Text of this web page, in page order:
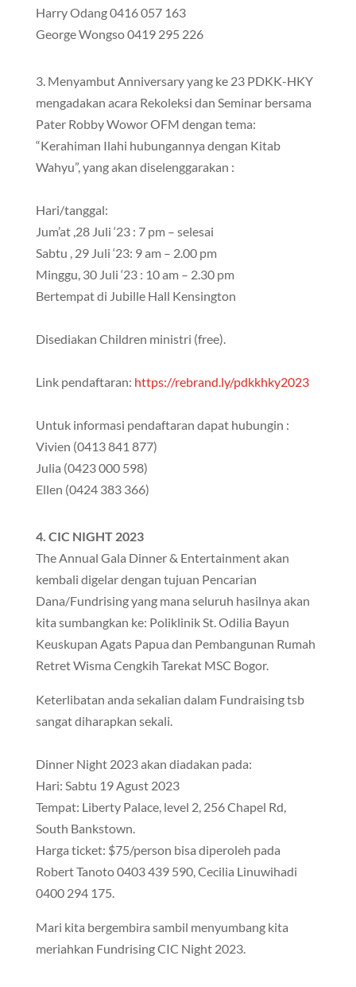
Harry Odang 0416 057 163
George Wongso 0419 295 226
3. Menyambut Anniversary yang ke 23 PDKK-HKY
mengadakan acara Rekoleksi dan Seminar bersama
Pater Robby Wowor OFM dengan tema:
“Kerahiman Ilahi hubungannya dengan Kitab
Wahyu”, yang akan diselenggarakan :
Hari/tanggal:
Jum’at ,28 Juli ‘23 : 7 pm – selesai
Sabtu , 29 Juli ‘23: 9 am – 2.00 pm
Minggu, 30 Juli ‘23 : 10 am – 2.30 pm
Bertempat di Jubille Hall Kensington
Disediakan Children ministri (free).
Link pendaftaran: https://rebrand.ly/pdkkhky2023
Untuk informasi pendaftaran dapat hubungin :
Vivien (0413 841 877)
Julia (0423 000 598)
Ellen (0424 383 366)
4. CIC NIGHT 2023
The Annual Gala Dinner & Entertainment akan
kembali digelar dengan tujuan Pencarian
Dana/Fundrising yang mana seluruh hasilnya akan
kita sumbangkan ke: Poliklinik St. Odilia Bayun
Keuskupan Agats Papua dan Pembangunan Rumah
Retret Wisma Cengkih Tarekat MSC Bogor.
Keterlibatan anda sekalian dalam Fundraising tsb
sangat diharapkan sekali.
Dinner Night 2023 akan diadakan pada:
Hari: Sabtu 19 Agust 2023
Tempat: Liberty Palace, level 2, 256 Chapel Rd,
South Bankstown.
Harga ticket: $75/person bisa diperoleh pada
Robert Tanoto 0403 439 590, Cecilia Linuwihadi
0400 294 175.
Mari kita bergembira sambil menyumbang kita
meriahkan Fundrising CIC Night 2023.